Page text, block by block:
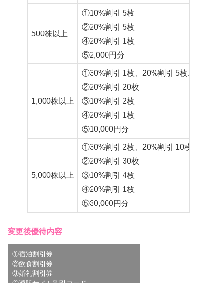
500株以上
①10%割引 5枚
②20%割引 5枚
④20%割引 1枚
⑤2,000円分
1,000株以上
①30%割引 1枚、20%割引 5枚、10％
②20%割引 20枚
③10%割引 2枚
④20%割引 1枚
⑤10,000円分
5,000株以上
①30%割引 2枚、20%割引 10枚、10
②20%割引 30枚
③10%割引 4枚
④20%割引 1枚
⑤30,000円分
変更後優待内容
①宿泊割引券
②飲食割引券
③婚礼割引券